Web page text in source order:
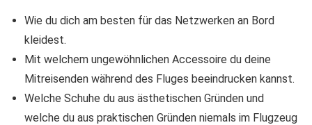
Wie du dich am besten für das Netzwerken an Bord
kleidest.
​Mit welchem ungewöhnlichen Accessoire du deine
Mitreisenden während des Fluges beeindrucken kannst.
​Welche Schuhe du aus ästhetischen Gründen und
welche du aus praktischen Gründen niemals im Flugzeug